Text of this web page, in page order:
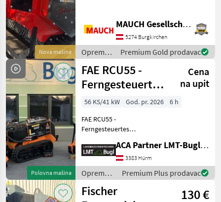
Nova mašina
zupcima - Upravljanje PTO
vratilom W-kinematika
Malčer za srednje
MAUCH Gesellschaft m.b.H. & Co.KG
5274 Burgkirchen
Oprema
za šumu i
obradu
drveta /
Prinoth
Premium Gold prodavac
Polovna mašina
FAE RCU55 -
Ferngesteuertes
Raupenfahrzeug
Cena
na upit
56 KS/41 kW God. pr. 2026
6 h
FAE RCU55 -
Ferngesteuertes
Dieselmotor REHLKO
(KOHLER) KDI 1903 Turbo
After-Cooler,
Nachbehandlungssystem
DOC/DPF, Hydrostatischer
Antrieb Trak
ACA Partner LMT-Bugl GmbH
3383 Hürm
Oprema
za šumu i
obradu
Premium Plus prodavac
Fischer
130 €